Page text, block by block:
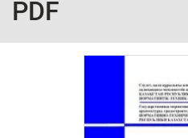
PDF